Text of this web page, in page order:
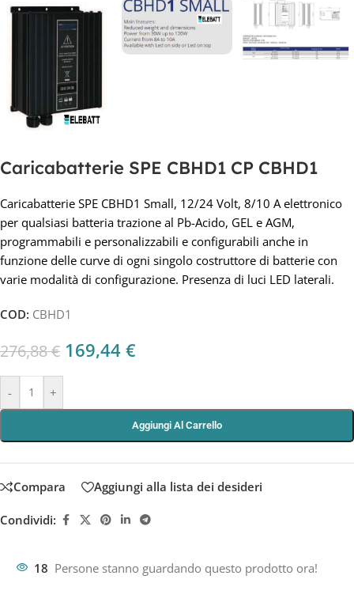
Caricabatterie SPE CBHD1 CP CBHD1
Caricabatterie SPE CBHD1 Small, 12/24 Volt, 8/10 A elettronico
per qualsiasi batteria trazione al Pb-Acido, GEL e AGM,
programmabili e personalizzabili e configurabili anche in
funzione delle curve di ogni singolo costruttore di batterie con
varie modalità di configurazione. Presenza di luci LED laterali.
COD: CBHD1
276,88€ 169,44 €
- +
Aggiungi Al Carrello
Compara Aggiungi alla lista dei desideri
Condividi:
18 Persone stanno guardando questo prodotto ora!